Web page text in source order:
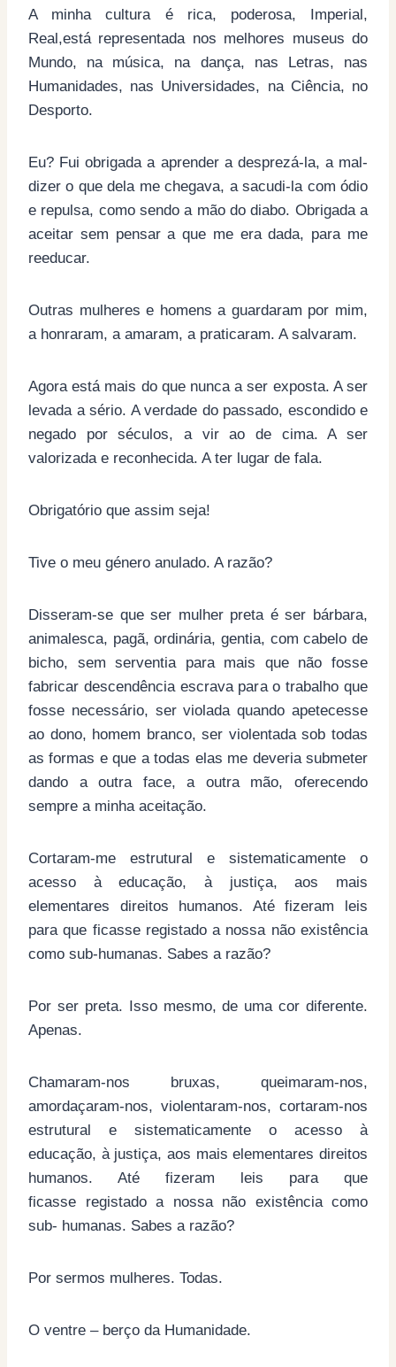
A minha cultura é rica, poderosa, Imperial,
Real,está representada nos melhores museus do
Mundo, na música, na dança, nas Letras, nas
Humanidades, nas Universidades, na Ciência, no
Desporto.
Eu? Fui obrigada a aprender a desprezá-la, a mal-
dizer o que dela me chegava, a sacudi-la com ódio
e repulsa, como sendo a mão do diabo. Obrigada a
aceitar sem pensar a que me era dada, para me
reeducar.
Outras mulheres e homens a guardaram por mim,
a honraram, a amaram, a praticaram. A salvaram.
Agora está mais do que nunca a ser exposta. A ser
levada a sério. A verdade do passado, escondido e
negado por séculos, a vir ao de cima. A ser
valorizada e reconhecida. A ter lugar de fala.
Obrigatório que assim seja!
Tive o meu género anulado. A razão?
Disseram-se que ser mulher preta é ser bárbara,
animalesca, pagã, ordinária, gentia, com cabelo de
bicho, sem serventia para mais que não fosse
fabricar descendência escrava para o trabalho que
fosse necessário, ser violada quando apetecesse
ao dono, homem branco, ser violentada sob todas
as formas e que a todas elas me deveria submeter
dando a outra face, a outra mão, oferecendo
sempre a minha aceitação.
Cortaram-me estrutural e sistematicamente o
acesso à educação, à justiça, aos mais
elementares direitos humanos. Até fizeram leis
para que ficasse registado a nossa não existência
como sub-humanas. Sabes a razão?
Por ser preta. Isso mesmo, de uma cor diferente.
Apenas.
Chamaram-nos bruxas, queimaram-nos,
amordaçaram-nos, violentaram-nos, cortaram-nos
estrutural e sistematicamente o acesso à
educação, à justiça, aos mais elementares direitos
humanos. Até fizeram leis para que
ficasse registado a nossa não existência como
sub- humanas. Sabes a razão?
Por sermos mulheres. Todas.
O ventre – berço da Humanidade.